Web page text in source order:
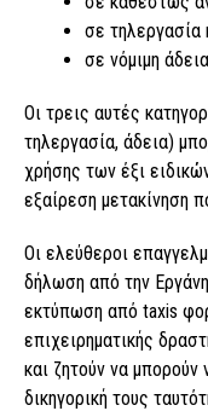
σε τηλεργασία
σε νόμιμη
Οι τρεις αυτές
τηλεργασία, άδεια)
χρήσης των έξι
εξαίρεση μετακίνηση
Οι ελεύθεροι
δήλωση από την
εκτύπωση από taxis
επιχειρηματικής
και ζητούν να μπορούν
δικηγορική τους